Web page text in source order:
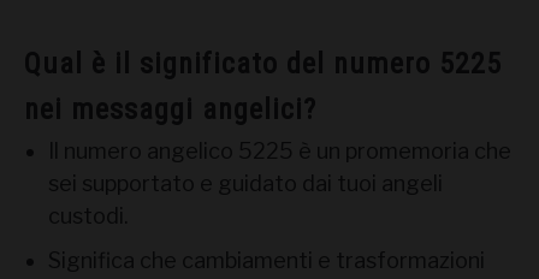
Qual è il significato del numero 5225
nei messaggi angelici?
Il numero angelico 5225 è un promemoria che
sei supportato e guidato dai tuoi angeli
custodi.
Significa che cambiamenti e trasformazioni